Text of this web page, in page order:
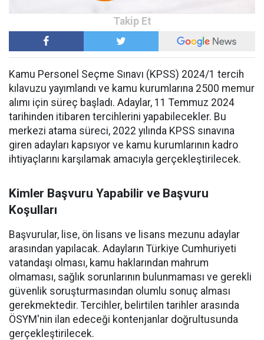
Kamu Personel Seçme Sınavı (KPSS) 2024/1 tercih
kılavuzu yayımlandı ve kamu kurumlarına 2500 memur
alımı için süreç başladı. Adaylar, 11 Temmuz 2024
tarihinden itibaren tercihlerini yapabilecekler. Bu
merkezi atama süreci, 2022 yılında KPSS sınavına
giren adayları kapsıyor ve kamu kurumlarının kadro
ihtiyaçlarını karşılamak amacıyla gerçekleştirilecek.
Kimler Başvuru Yapabilir ve Başvuru
Koşulları
Başvurular, lise, ön lisans ve lisans mezunu adaylar
arasından yapılacak. Adayların Türkiye Cumhuriyeti
vatandaşı olması, kamu haklarından mahrum
olmaması, sağlık sorunlarının bulunmaması ve gerekli
güvenlik soruşturmasından olumlu sonuç alması
gerekmektedir. Tercihler, belirtilen tarihler arasında
ÖSYM'nin ilan edeceği kontenjanlar doğrultusunda
gerçekleştirilecek.